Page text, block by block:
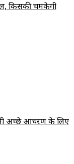
किसकी चमकेगी
भी अच्छे आचरण के लिए